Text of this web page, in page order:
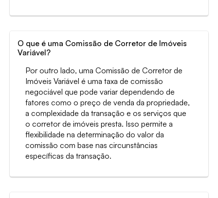
O que é uma Comissão de Corretor de Imóveis
Variável?
Por outro lado, uma Comissão de Corretor de
Imóveis Variável é uma taxa de comissão
negociável que pode variar dependendo de
fatores como o preço de venda da propriedade,
a complexidade da transação e os serviços que
o corretor de imóveis presta. Isso permite a
flexibilidade na determinação do valor da
comissão com base nas circunstâncias
específicas da transação.